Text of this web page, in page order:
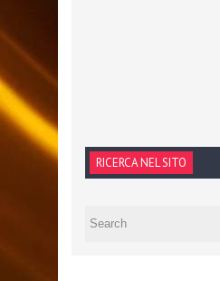
RICERCA NEL SITO